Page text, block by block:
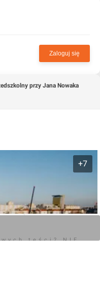
Zaloguj się
przy Jana Nowaka
+7
teści? NIE